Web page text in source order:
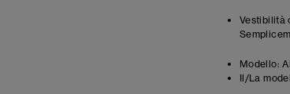
Vestibilità
Modello:
Il/La